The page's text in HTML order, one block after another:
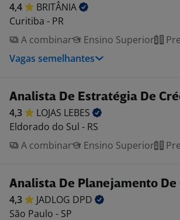
4,4
BRITÂNIA
Curitiba - PR
A combinar
Ensino Superior
Vagas semelhantes
Analista De Estratégia De
4,3 LOJAS LEBES
Eldorado do Sul - RS
A combinar
Ensino Superior
Analista De Planejamento De
4,3 JADLOG DPD
São Paulo - SP